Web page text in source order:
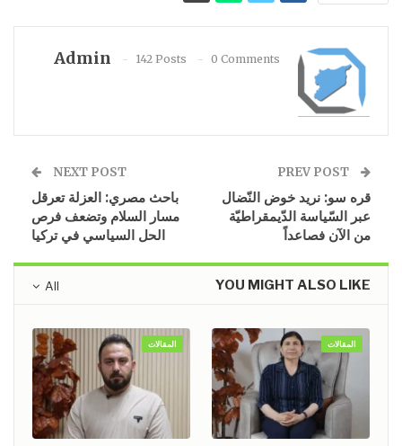
Admin 142 Posts 0 Comments
قره سو: نريد خوض النّضال
عبر السّياسة الدّيمقراطيّة
من الآن فصاعداً
NEXT POST
باحث مصري: العزلة تعرقل
مسار السلام وتضعف فرص
الحل السياسي في تركيا
All YOU MIGHT ALSO LIKE
المقالات المقالات